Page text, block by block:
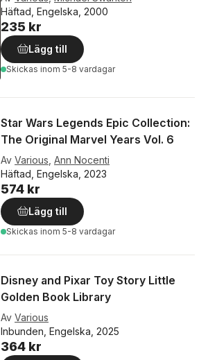
Häftad, Engelska, 2000
235 kr
Lägg till
Skickas inom 5-8 vardagar
Star Wars Legends Epic Collection:
The Original Marvel Years Vol. 6
Av Various Ann Nocenti
Häftad, Engelska, 2023
574 kr
Lägg till
Skickas inom 5-8 vardagar
Disney and Pixar Toy Story Little
Golden Book Library
Av Various
Inbunden, Engelska, 2025
364 kr